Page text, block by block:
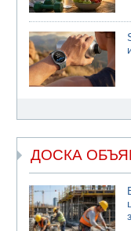
ДОСКА